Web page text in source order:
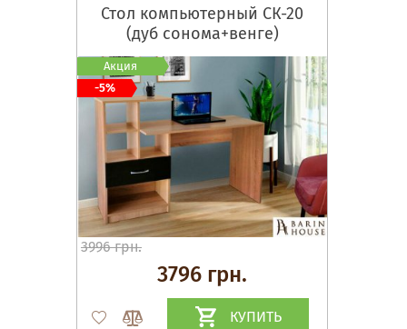
Стол компьютерный СК-20
(дуб сонома+венге)
3996 грн.
3796 грн.
КУПИТЬ
Акция
-5%